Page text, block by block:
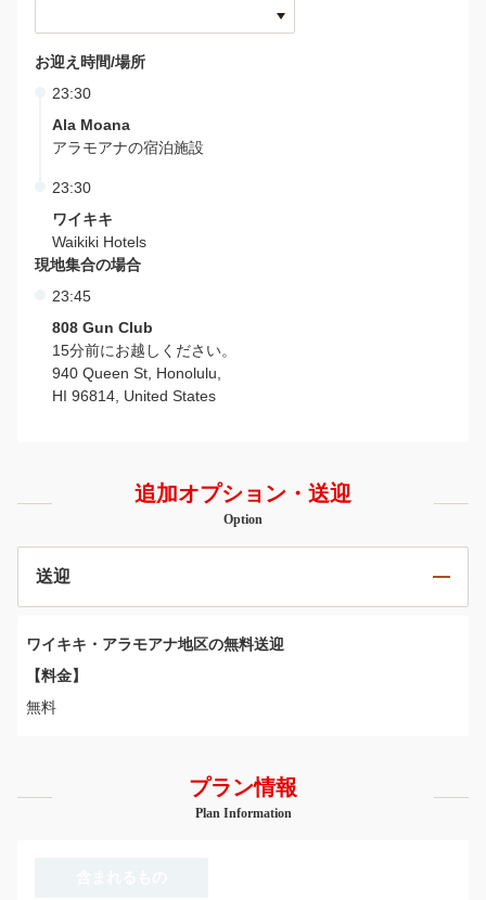
お迎え時間/場所
23:30
Ala Moana
アラモアナの宿泊施設
23:30
ワイキキ
Waikiki Hotels
現地集合の場合
23:45
808 Gun Club
15分前にお越しください。
940 Queen St, Honolulu,
HI 96814, United States
追加オプション・送迎
Option
送迎
ワイキキ・アラモアナ地区の無料送迎
【料金】
無料
プラン情報
Plan Information